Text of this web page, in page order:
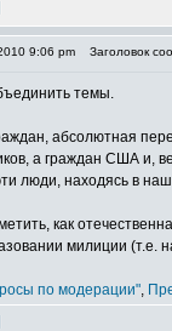
9:06 pm Заголовок
темы.
абсолютная
а граждан США и,
люди, находясь в
как
милиции (т.е.
по модерации",